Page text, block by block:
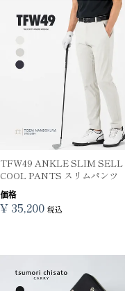
TFW49 ANKLE SLIM SELL
COOL PANTS スリムパンツ
価格
¥ 35,200 税込